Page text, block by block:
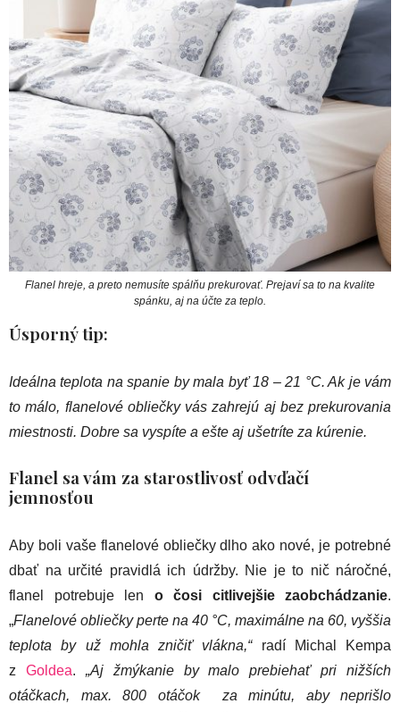
Flanel hreje, a preto nemusíte spálňu prekurovať. Prejaví sa to na kvalite
spánku, aj na účte za teplo.
Úsporný tip:
Ideálna teplota na spanie by mala byť 18 – 21 °C. Ak je vám
to málo, flanelové obliečky vás zahrejú aj bez prekurovania
miestnosti. Dobre sa vyspíte a ešte aj ušetríte za kúrenie.
Flanel sa vám za starostlivosť odvďačí
jemnosťou
Aby boli vaše flanelové obliečky dlho ako nové, je potrebné
dbať na určité pravidlá ich údržby. Nie je to nič náročné,
flanel potrebuje len o čosi citlivejšie zaobchádzanie.
„Flanelové obliečky perte na 40 °C, maximálne na 60, vyššia
teplota by už mohla zničiť vlákna,“ radí Michal Kempa
z Goldea. „Aj žmýkanie by malo prebiehať pri nižších
otáčkach, max. 800 otáčok za minútu, aby neprišlo